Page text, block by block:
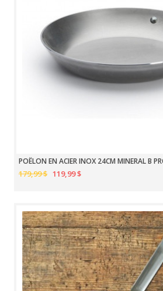
POÊLON EN ACIER INOX 24CM MINERAL B
179,99 $ 119,99 $